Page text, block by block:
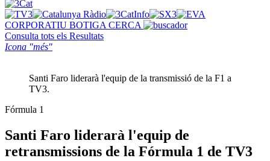
CORPORATIU BOTIGA CERCA
Consulta tots els Resultats
Icona "més"
Santi Faro liderarà l'equip de la transmissió de la F1 a
TV3.
Fórmula 1
Santi Faro liderarà l'equip de
retransmissions de la Fórmula 1 de TV3